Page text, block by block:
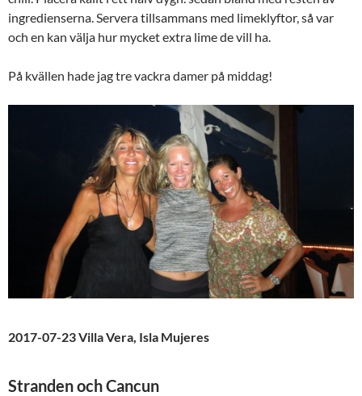
ingredienserna. Servera tillsammans med limeklyftor, så var
och en kan välja hur mycket extra lime de vill ha.
På kvällen hade jag tre vackra damer på middag!
2017-07-23 Villa Vera, Isla Mujeres
Stranden och Cancun